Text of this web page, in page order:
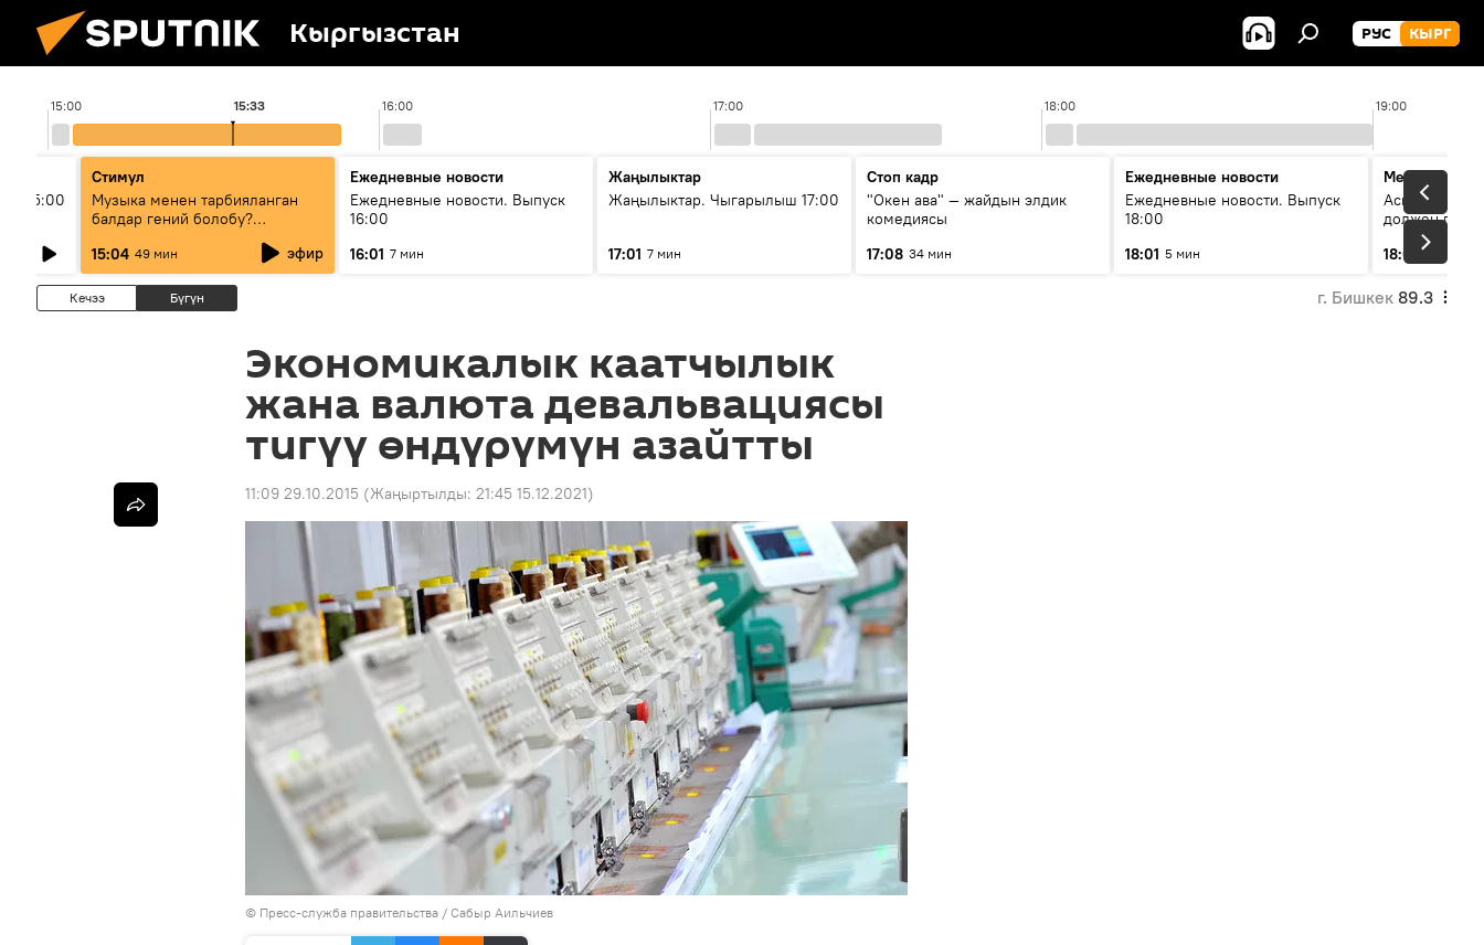
Кыргызстан РУС КЫРГ
15:00 16:00 17:00 18:00 19:00
15:33
15:00
Стимул
Музыка менен тарбияланган
балдар гений болобу?
Кыргыздын жашоосунда
музыканын орду
15:04 49 мин эфир
Ежедневные новости
Ежедневные новости. Выпуск
16:00
16:01 7 мин
Жаңылыктар
Жаңылыктар. Чыгарылыш 17:00
17:01 7 мин
Стоп кадр
"Окен ава" — жайдын элдик
комедиясы
17:08 34 мин
Ежедневные новости
Ежедневные новости. Выпуск
18:00
18:01 5 мин
Меняющие
Аскар
должен
18:06
Кечээ Бүгүн г. Бишкек 89.3
Экономикалык каатчылык
жана валюта девальвациясы
тигүү өндүрүмүн азайтты
11:09 29.10.2015 (Жаңыртылды: 21:45 15.12.2021)
© Пресс-служба правительства / Сабыр Аильчиев